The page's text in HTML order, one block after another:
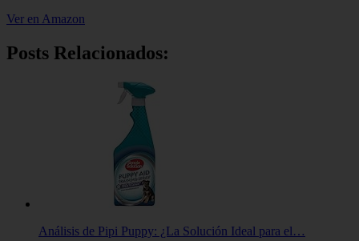
Ver en Amazon
Posts Relacionados:
Análisis de Pipi Puppy: ¿La Solución Ideal para el…